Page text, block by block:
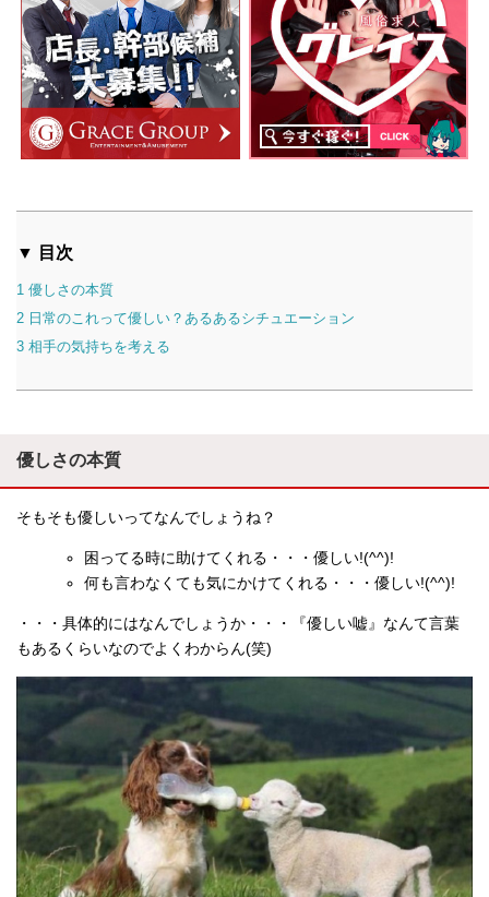
▼ 目次
1 優しさの本質
2 日常のこれって優しい？あるあるシチュエーション
3 相手の気持ちを考える
優しさの本質
そもそも優しいってなんでしょうね？
困ってる時に助けてくれる・・・優しい!(^^)!
何も言わなくても気にかけてくれる・・・優しい!(^^)!
・・・具体的にはなんでしょうか・・・『優しい嘘』なんて言葉
もあるくらいなのでよくわからん(笑)